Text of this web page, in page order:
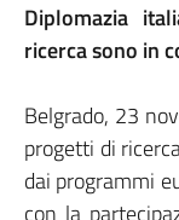
Diplomazia
ricerca sono in
Belgrado, 23
progetti di
dai programmi
con la